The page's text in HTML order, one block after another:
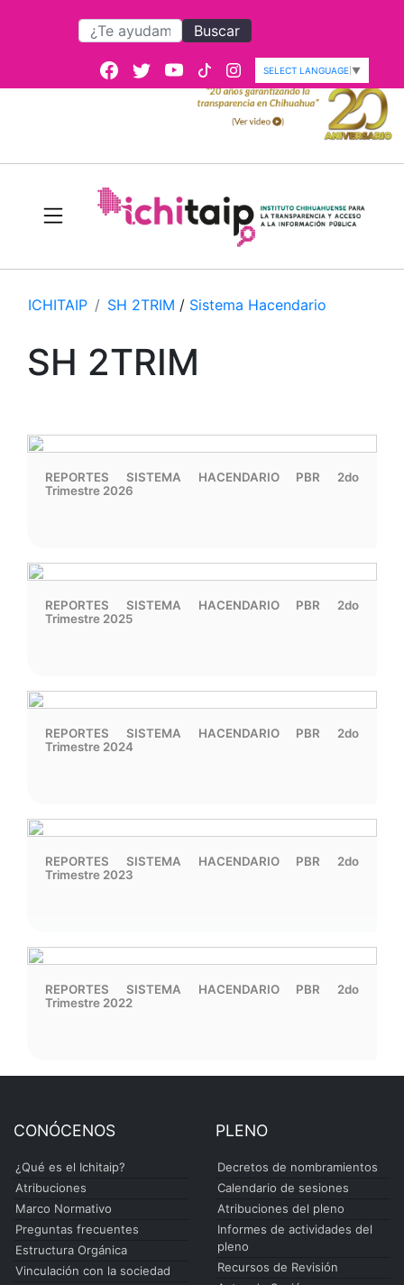
Buscar
SELECT LANGUAGE ▼
ICHITAIP SH 2TRIM / Sistema Hacendario
SH 2TRIM
REPORTES SISTEMA HACENDARIO PBR 2do
Trimestre 2026
REPORTES SISTEMA HACENDARIO PBR 2do
Trimestre 2025
REPORTES SISTEMA HACENDARIO PBR 2do
Trimestre 2024
REPORTES SISTEMA HACENDARIO PBR 2do
Trimestre 2023
REPORTES SISTEMA HACENDARIO PBR 2do
Trimestre 2022
CONÓCENOS
¿Qué es el Ichitaip?
Atribuciones
Marco Normativo
Preguntas frecuentes
Estructura Orgánica
Vinculación con la sociedad
PLENO
Decretos de nombramientos
Calendario de sesiones
Atribuciones del pleno
Informes de actividades del
pleno
Recursos de Revisión